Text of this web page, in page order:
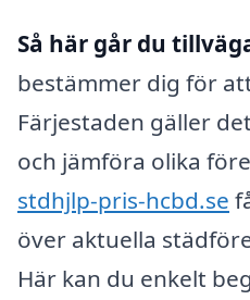
Så här går du
bestämmer dig för
Färjestaden gäller
och jämföra olika
stdhjlp-pris-hcbd.se
över aktuella
Här kan du enkelt